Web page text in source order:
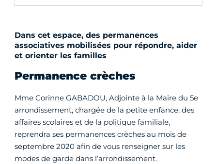
Dans cet espace, des permanences
associatives mobilisées pour répondre, aider
et orienter les familles
Permanence crèches
Mme Corinne GABADOU, Adjointe à la Maire du 5e
arrondissement, chargée de la petite enfance, des
affaires scolaires et de la politique familiale,
reprendra ses permanences crèches au mois de
septembre 2020 afin de vous renseigner sur les
modes de garde dans l’arrondissement.